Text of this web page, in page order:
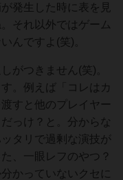
発生した時に表を見
それ以外ではゲーム
んですよ(笑)。
がつきません(笑)。
。例えば「コレはカ
すと他のプレイヤー
っけ？と。分からな
タリで過剰な演技が
、一眼レフのやつ？
かっていないクセに